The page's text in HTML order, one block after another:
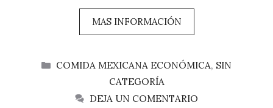
MAS INFORMACIÓN
CATEGORÍAS
COMIDA MEXICANA ECONÓMICA, SIN
CATEGORÍA
DEJA UN COMENTARIO